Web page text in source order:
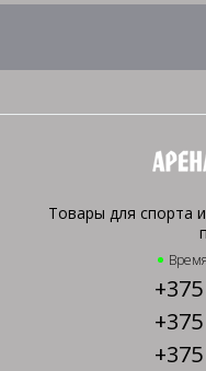
Товары для спорта